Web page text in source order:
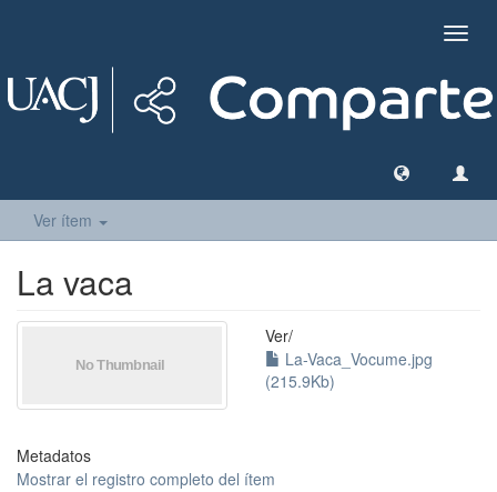
Ver ítem
La vaca
Ver/
La-Vaca_Vocume.jpg
(215.9Kb)
Metadatos
Mostrar el registro completo del ítem